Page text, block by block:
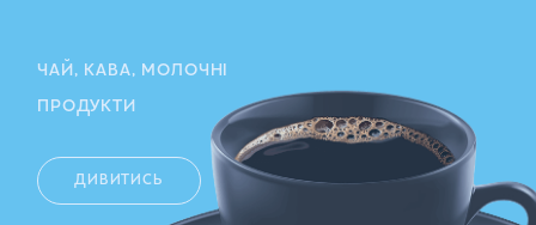
ЧАЙ, КАВА, МОЛОЧНІ
ПРОДУКТИ
ДИВИТИСЬ